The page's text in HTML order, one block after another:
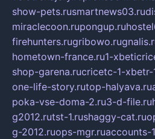
show-pets.rusmartnews03.ru
miraclecoon.rupongup.ru
firehunters.rugribowo.ru
hometown-france.ru1-
shop-garena.rucricetc-1-
one-life-story.rutop-halyava.ru
poka-vse-doma-2.ru3-d-file.ru
g2012.rutst-1.rushaggy-cat.ru
g-2012.ruops-mgr.ruaccounts-